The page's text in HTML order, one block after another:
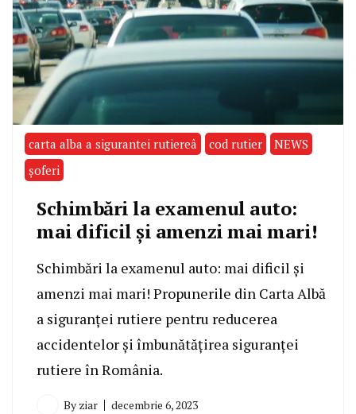
carta alba a sigurantei rutiereâ cod rutier
NEWS
șoferi
Schimbări la examenul auto:
mai dificil și amenzi mai mari!
Schimbări la examenul auto: mai dificil și
amenzi mai mari! Propunerile din Carta Albă
a siguranței rutiere pentru reducerea
accidentelor și îmbunătățirea siguranței
rutiere în România.
By ziar decembrie 6, 2023